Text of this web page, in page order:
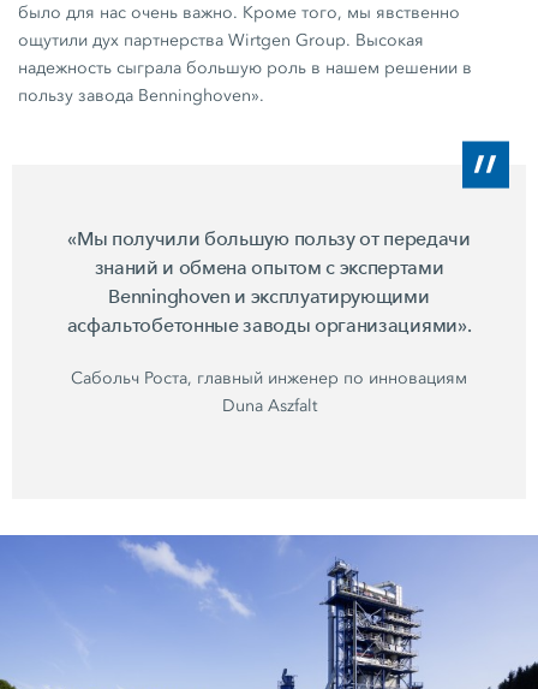
было для нас очень важно. Кроме того, мы явственно
ощутили дух партнерстваWirtgen Group. Высокая
надежность сыграла большую роль в нашем решении в
пользу завода Benninghoven».
«Мы получили большую пользу от передачи
знаний и обмена опытом с экспертами
Benninghoven и эксплуатирующими
асфальтобетонные заводы организациями».
Сабольч Роста, главный инженер по инновациям
Duna Aszfalt